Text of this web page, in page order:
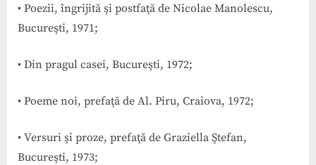
• Poezii, îngrijită şi postfaţă de Nicolae Manolescu,
Bucureşti, 1971;
• Din pragul casei, Bucureşti, 1972;
• Poeme noi, prefaţă de Al. Piru, Craiova, 1972;
• Versuri şi proze, prefaţă de Graziella Ştefan,
Bucureşti, 1973;